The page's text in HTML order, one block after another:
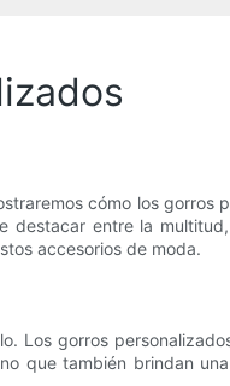
cómo los gorros
entre la
accesorios de moda.
Los gorros
que también brindan